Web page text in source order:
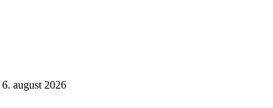
6. august 2026